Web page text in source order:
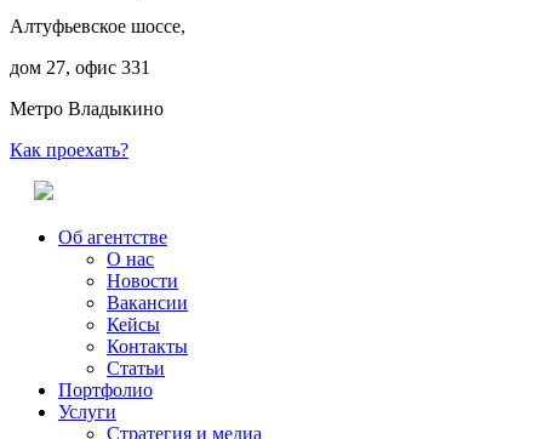
Алтуфьевское шоссе,
дом 27, офис 331
Метро Владыкино
Как проехать?
Об агентстве
О нас
Новости
Вакансии
Кейсы
Контакты
Статьи
Портфолио
Услуги
Стратегия и медиа